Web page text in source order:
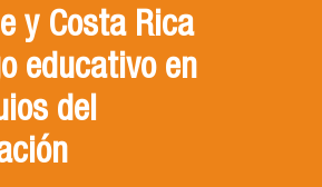
y Costa Rica
educativo en
del